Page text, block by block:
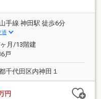
き機能付セミオートバス
間遠隔監視システム■二
型エアコン（LD部分）
■フルフラット設計■24
層ガラス
山手線 神田駅 徒歩6分
通
月/13階建
戸
千代田区内神田１
円